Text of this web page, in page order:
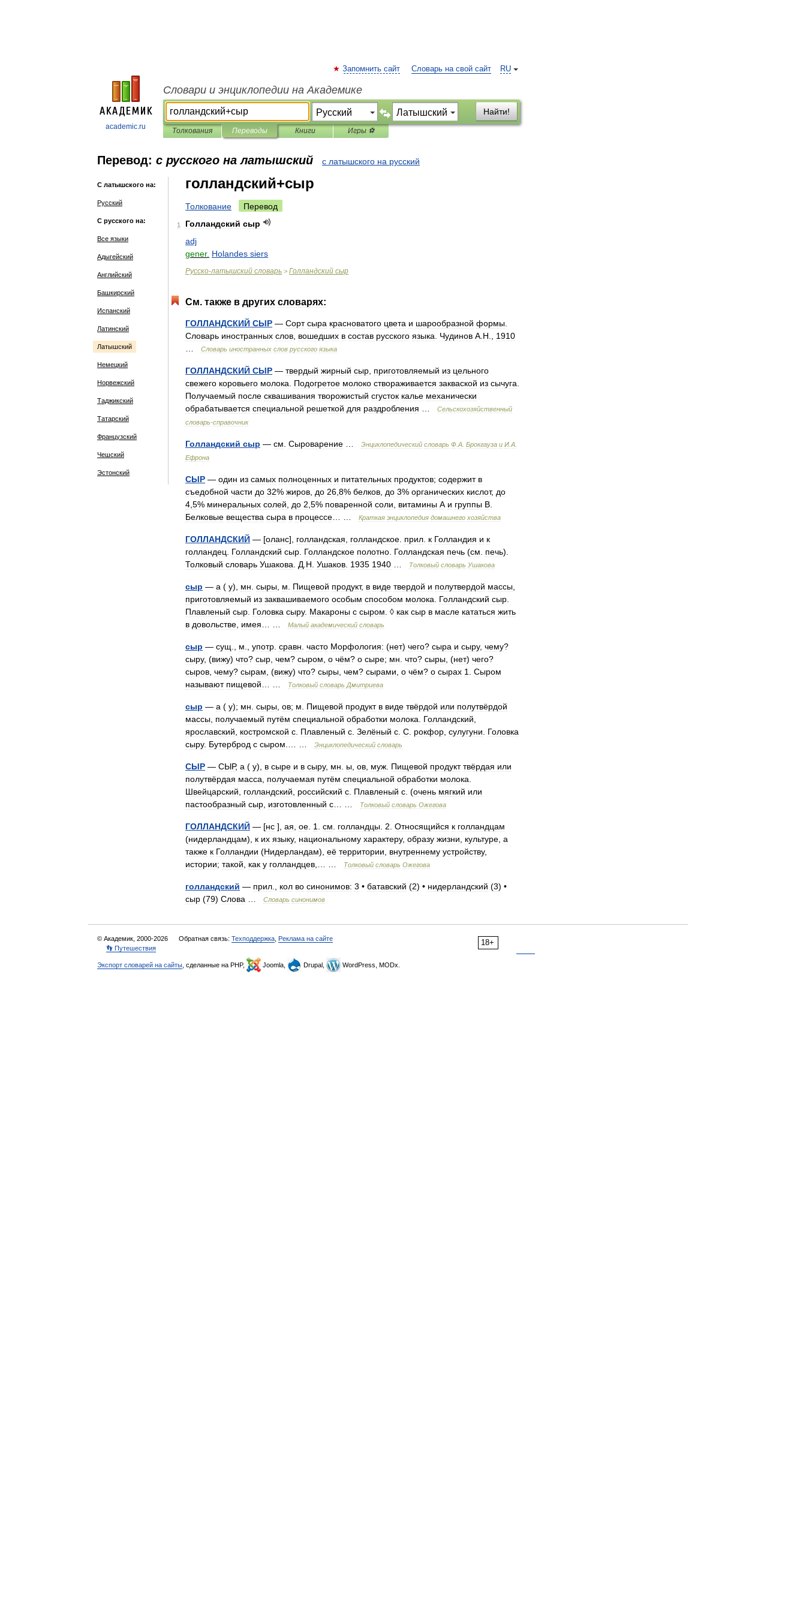
academic.ru
RU
Запомнить сайт Словарь на свой сайт
Словари и энциклопедии на Академике
Найти!
Толкования Переводы Книги Игры ⚽
Перевод: с русского на латышский с латышского на русский
С латышского на:
Русский
С русского на:
Все языки
Адыгейский
Английский
Башкирский
Испанский
Латинский
Латышский
Немецкий
Норвежский
Таджикский
Татарский
Французский
Чешский
Эстонский
голландский+сыр
Толкование Перевод
1 Голландский сыр
adj
gener. Holandes siers
Русско-латышский словарь > Голландский сыр
См. также в других словарях:
ГОЛЛАНДСКИЙ СЫР — Сорт сыра красноватого цвета и шарообразной формы
Словарь иностранных слов вошедших в состав русского языка Чудинов А Н
1910
Словарь иностранных слов русского языка
ГОЛЛАНДСКИЙ СЫР — твердый жирный сыр приготовляемый из цельного
свежего коровьего молока Подогретое молоко створаживается закваской из сычуга
Получаемый после сквашивания творожистый сгусток калье механически
обрабатывается специальной решеткой для раздробления
Сельскохозяйственный
словарь-справочник
Голландский сыр — см Сыроварение Энциклопедический словарь Ф А Брокгауза и И А
Ефрона
СЫР — один из самых полноценных и питательных продуктов; содержит в
съедобной части до 32% жиров до 26 8% белков до 3% органических кислот, до
4 5% минеральных солей до 2 5% поваренной соли витамины А и группы В
Белковые вещества сыра в процессе Краткая энциклопедия домашнего хозяйства
ГОЛЛАНДСКИЙ — [оланс], голландская голландское прил к Голландия и к
голландец
Голландский сыр Голландское полотно Голландская печь (см печь).
Толковый словарь Ушакова Д Н Ушаков 1935 1940 Толковый словарь Ушакова
сыр — а ( у), мн сыры м Пищевой продукт, в виде твердой и полутвердой массы
приготовляемый из заквашиваемого особым способом молока Голландский сыр
Плавленый сыр Головка сыру. Макароны с сыром . ◊ как сыр в масле кататься жить
в довольстве имея Малый академический словарь
сыр — сущ м употр сравн часто Морфология: (нет) чего? сыра и сыру, чему?
сыру, (вижу) что? сыр чем? сыром о чём? о сыре; мн что? сыры , (нет) чего?
сыров чему? сырам , (вижу) что? сыры чем? сырами о чём? о сырах 1
Сыром
называют пищевой Толковый словарь Дмитриева
сыр — а ( у); мн сыры ов; м Пищевой продукт в виде твёрдой или полутвёрдой
массы получаемый путём специальной обработки молока Голландский
ярославский
костромской с Плавленый с Зелёный с С рокфор сулугуни
Головка
сыру. Бутерброд с сыром Энциклопедический словарь
СЫР — СЫР, а ( у), в сыре и в сыру, мн ы ов муж Пищевой продукт твёрдая или
полутвёрдая масса получаемая путём специальной обработки молока
Швейцарский
голландский российский с Плавленый с . (очень мягкий или
пастообразный сыр изготовленный с Толковый словарь Ожегова
ГОЛЛАНДСКИЙ — [нс ], ая ое 1 см голландцы 2 Относящийся к голландцам
(нидерландцам), к их языку, национальному характеру, образу жизни культуре а
также к Голландии (Нидерландам), её территории внутреннему устройству,
истории; такой как у голландцев Толковый словарь Ожегова
голландский — прил кол во синонимов: 3 • батавский (2) • нидерландский (3) •
сыр (79) Слова Словарь синонимов
18+
© Академик, 2000-2026 Обратная связь: Техподдержка Реклама на сайте
👣 Путешествия
Экспорт словарей на сайты , сделанные на PHP, Joomla, Drupal, WordPress, MODx.